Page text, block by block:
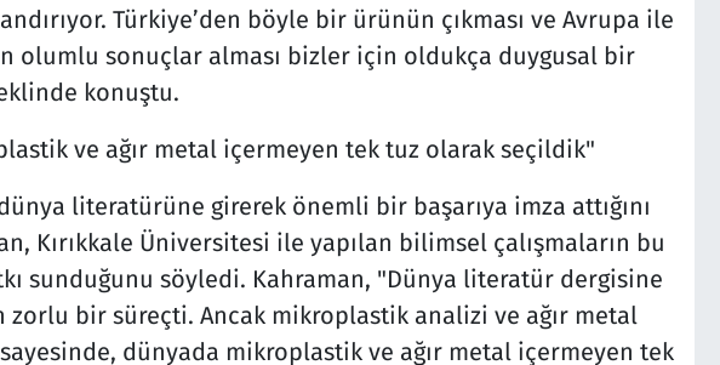
Türkiye’den böyle bir ürünün çıkması ve Avrupa ile
olumlu sonuçlar alması bizler için oldukça duygusal bir
konuştu.
ve ağır metal içermeyen tek tuz olarak seçildik"
literatürüne girerek önemli bir başarıya imza attığını
Kırıkkale Üniversitesi ile yapılan bilimsel çalışmaların bu
sunduğunu söyledi. Kahraman, "Dünya literatür dergisine
zorlu bir süreçti. Ancak mikroplastik analizi ve ağır metal
dünyada mikroplastik ve ağır metal içermeyen tek